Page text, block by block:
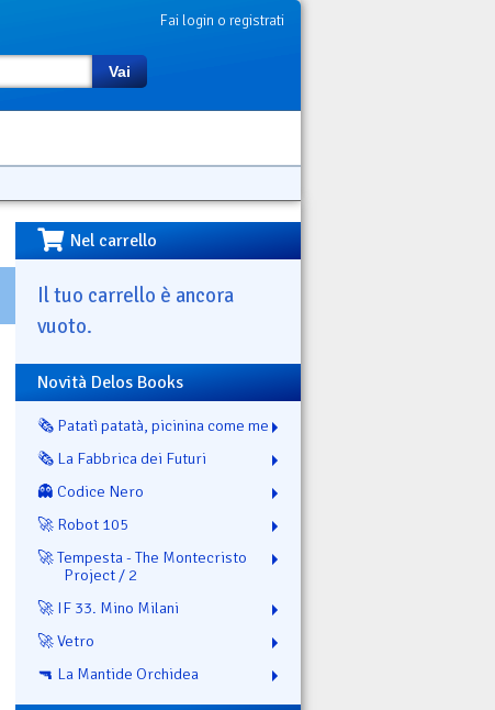
Fai login o registrati
Vai
Nel carrello
Il tuo carrello è ancora
vuoto.
Novità Delos Books
🗞️ Patatì patatà, picinina come me
🗞️ La Fabbrica dei Futuri
👻 Codice Nero
🚀 Robot 105
🚀 Tempesta - The Montecristo
Project / 2
🚀 IF 33. Mino Milani
🚀 Vetro
🔫 La Mantide Orchidea